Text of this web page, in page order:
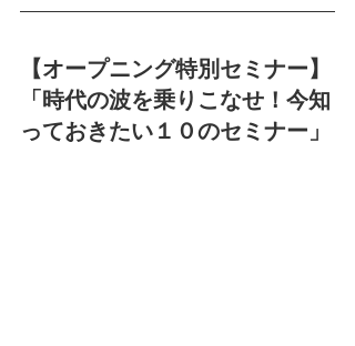
【オープニング特別セミナー】
「時代の波を乗りこなせ！今知
っておきたい１０のセミナー」